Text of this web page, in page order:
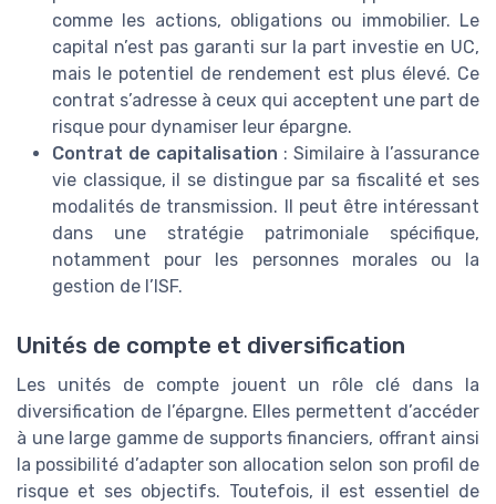
comme les actions, obligations ou immobilier. Le
capital n’est pas garanti sur la part investie en UC,
mais le potentiel de rendement est plus élevé. Ce
contrat s’adresse à ceux qui acceptent une part de
risque pour dynamiser leur épargne.
Contrat de capitalisation : Similaire à l’assurance
vie classique, il se distingue par sa fiscalité et ses
modalités de transmission. Il peut être intéressant
dans une stratégie patrimoniale spécifique,
notamment pour les personnes morales ou la
gestion de l’ISF.
Unités de compte et diversification
Les unités de compte jouent un rôle clé dans la
diversification de l’épargne. Elles permettent d’accéder
à une large gamme de supports financiers, offrant ainsi
la possibilité d’adapter son allocation selon son profil de
risque et ses objectifs. Toutefois, il est essentiel de